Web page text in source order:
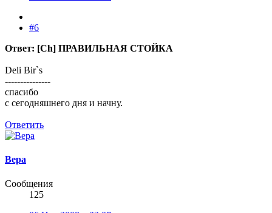
#6
Ответ: [Ch] ПРАВИЛЬНАЯ СТОЙКА
Deli Bir`s
---------------
спасибо
с сегодняшнего дня и начну.
Ответить
Bepa
Сообщения
125